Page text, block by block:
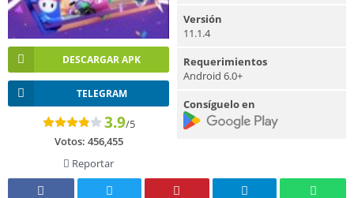
DESCARGAR APK
TELEGRAM
3.9/5
Votos: 456,455
Reportar
Versión
11.1.4
Requerimientos
Android 6.0+
Consíguelo en